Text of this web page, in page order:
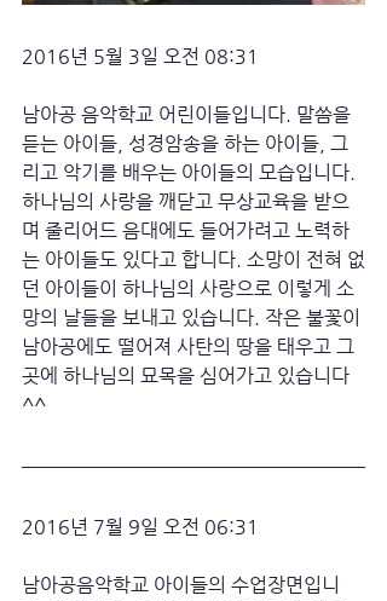
2016년 5월 3일 오전 08:31
남아공 음악학교 어린이들입니다. 말씀을
듣는 아이들, 성경암송을 하는 아이들, 그
리고 악기를 배우는 아이들의 모습입니다.
하나님의 사랑을 깨닫고 무상교육을 받으
며 줄리어드 음대에도 들어가려고 노력하
는 아이들도 있다고 합니다. 소망이 전혀 없
던 아이들이 하나님의 사랑으로 이렇게 소
망의 날들을 보내고 있습니다. 작은 불꽃이
남아공에도 떨어져 사탄의 땅을 태우고 그
곳에 하나님의 묘목을 심어가고 있습니다
^^
2016년 7월 9일 오전 06:31
남아공음악학교 아이들의 수업장면입니